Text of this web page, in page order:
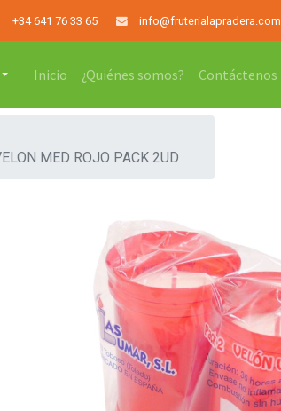
+34 641 76 33 65 info@fruterialapradera.com
Inicio ¿Quiénes somos? Contáctenos
MED ROJO PACK 2UD